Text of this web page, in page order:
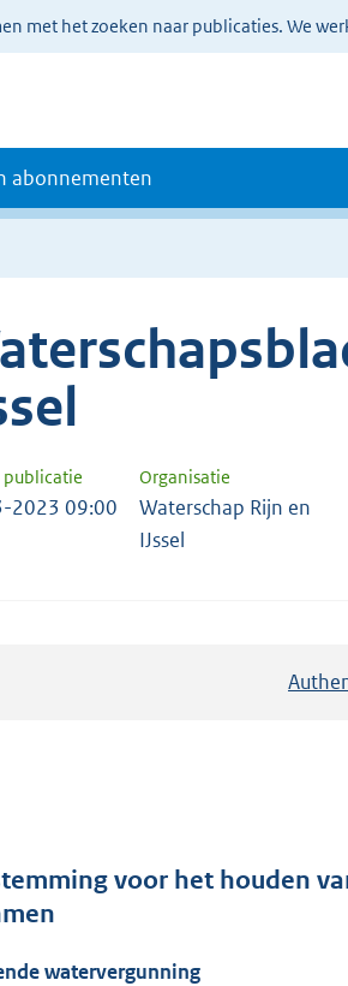
met het zoeken naar publicaties. We
abonnementen
publicatie Organisatie
2023 09:00
Waterschap Rijn en
IJssel
voor het houden
watervergunning